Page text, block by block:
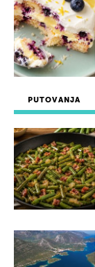
PUTOVANJA